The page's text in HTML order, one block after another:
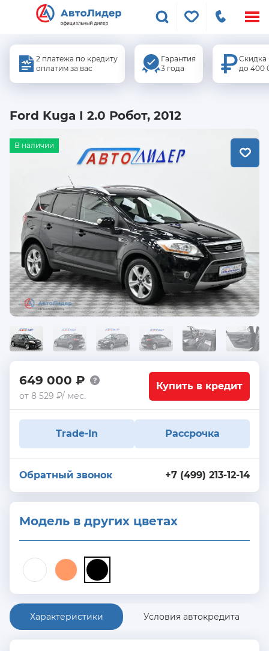
2 платежа по кредиту
оплатим за вас
Гарантия
3 года
Скидка
до 400
Ford Kuga I 2.0 Робот, 2012
В наличии
649 000 ₽
от 8 529 ₽/ мес.
Купить в кредит
Trade-In Рассрочка
+7 (499) 213-12-14
Обратный звонок
Модель в других цветах
Характеристики Условия автокредита